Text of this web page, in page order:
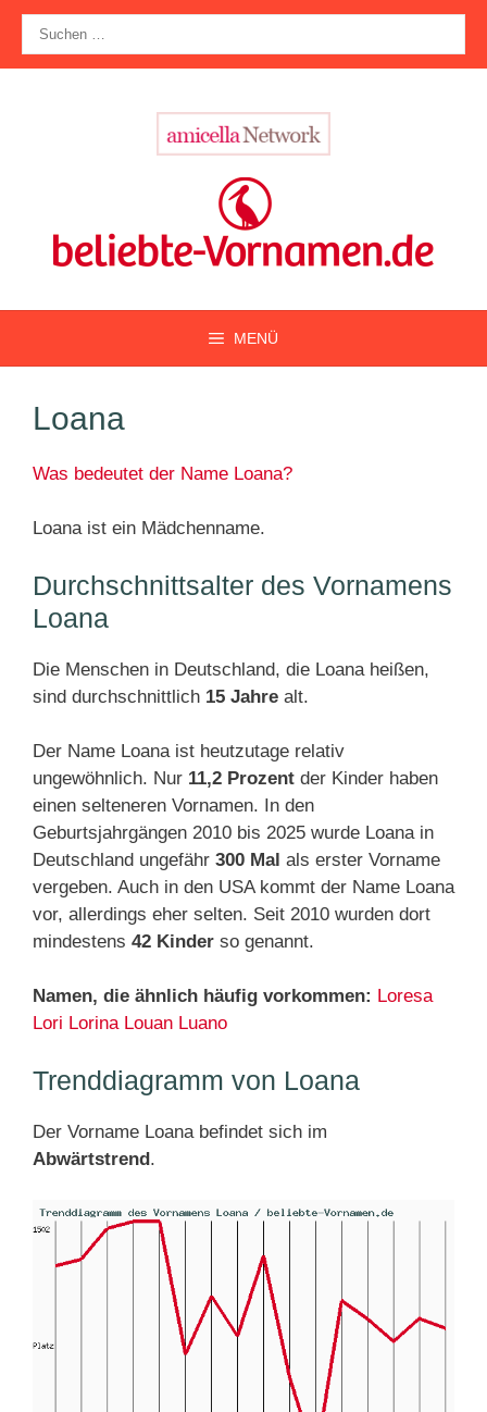
Zum
Inhalt
springen
nach:
MENÜ
Loana
Was bedeutet der Name Loana?
Loana ist ein Mädchenname.
Durchschnittsalter des Vornamens
Loana
Die Menschen in Deutschland, die Loana heißen,
sind durchschnittlich 15 Jahre alt.
Der Name Loana ist heutzutage relativ
ungewöhnlich. Nur 11,2 Prozent der Kinder haben
einen selteneren Vornamen. In den
Geburtsjahrgängen 2010 bis 2025 wurde Loana in
Deutschland ungefähr 300 Mal als erster Vorname
vergeben. Auch in den USA kommt der Name Loana
vor, allerdings eher selten. Seit 2010 wurden dort
mindestens 42 Kinder so genannt.
Namen, die ähnlich häufig vorkommen: Loresa
Lori Lorina Louan Luano
Trenddiagramm von Loana
Der Vorname Loana befindet sich im
Abwärtstrend.